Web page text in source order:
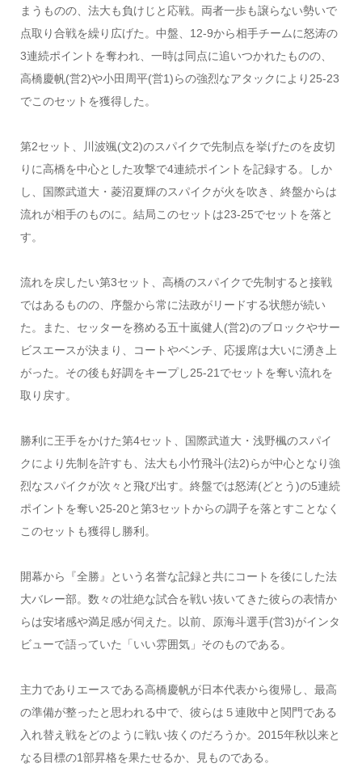
まうものの、法大も負けじと応戦。両者一歩も譲らない勢いで
点取り合戦を繰り広げた。中盤、12-9から相手チームに怒涛の
3連続ポイントを奪われ、一時は同点に追いつかれたものの、
高橋慶帆(営2)や小田周平(営1)らの強烈なアタックにより25-23
でこのセットを獲得した。
第2セット、川波颯(文2)のスパイクで先制点を挙げたのを皮切
りに高橋を中心とした攻撃で4連続ポイントを記録する。しか
し、国際武道大・菱沼夏輝のスパイクが火を吹き、終盤からは
流れが相手のものに。結局このセットは23-25でセットを落と
す。
流れを戻したい第3セット、高橋のスパイクで先制すると接戦
ではあるものの、序盤から常に法政がリードする状態が続い
た。また、セッターを務める五十嵐健人(営2)のブロックやサー
ビスエースが決まり、コートやベンチ、応援席は大いに湧き上
がった。その後も好調をキープし25-21でセットを奪い流れを
取り戻す。
勝利に王手をかけた第4セット、国際武道大・浅野楓のスパイ
クにより先制を許すも、法大も小竹飛斗(法2)らが中心となり強
烈なスパイクが次々と飛び出す。終盤では怒涛(どとう)の5連続
ポイントを奪い25-20と第3セットからの調子を落とすことなく
このセットも獲得し勝利。
開幕から『全勝』という名誉な記録と共にコートを後にした法
大バレー部。数々の壮絶な試合を戦い抜いてきた彼らの表情か
らは安堵感や満足感が伺えた。以前、原海斗選手(営3)がインタ
ビューで語っていた「いい雰囲気」そのものである。
主力でありエースである高橋慶帆が日本代表から復帰し、最高
の準備が整ったと思われる中で、彼らは５連敗中と関門である
入れ替え戦をどのように戦い抜くのだろうか。2015年秋以来と
なる目標の1部昇格を果たせるか、見ものである。